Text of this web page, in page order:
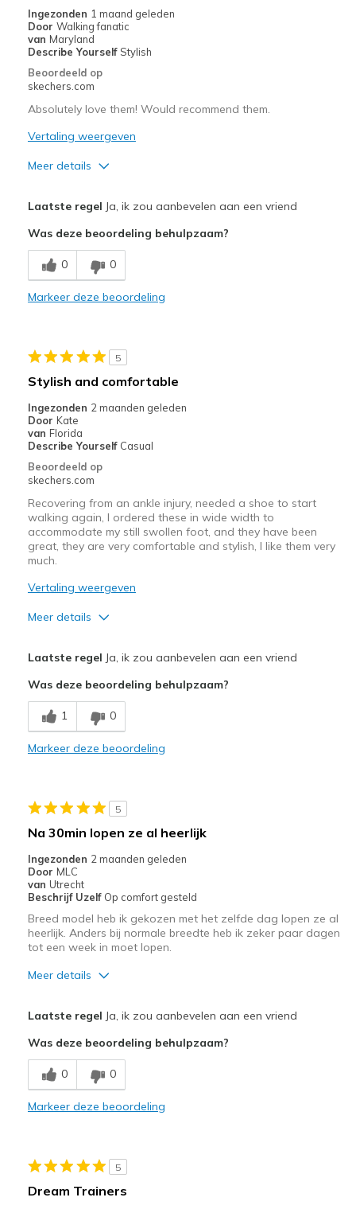
Ingezonden 1 maand geleden
Door Walking fanatic
van Maryland
Describe Yourself Stylish
Beoordeeld op
skechers.com
Absolutely love them! Would recommend them.
Vertaling weergeven
Meer details
Breathe Well
Comfortable
Minpunten
Beste toepassingen
Long walks
Width
Feels true to width
Sizing
Feels true to size
View On Shoes
Laatste regel Ja, ik zou aanbevelen aan een vriend
Was deze beoordeling behulpzaam?
0 0
Markeer deze beoordeling
5
Stylish and comfortable
Ingezonden 2 maanden geleden
Door Kate
van Florida
Describe Yourself Casual
Beoordeeld op
skechers.com
Recovering from an ankle injury, needed a shoe to start
walking again, I ordered these in wide width to
accommodate my still swollen foot, and they have been
great, they are very comfortable and stylish, I like them very
much.
Vertaling weergeven
Meer details
Comfortable
Stylish
Feels true to size
View On Shoes
Shoes are for Wearing
Laatste regel Ja, ik zou aanbevelen aan een vriend
Was deze beoordeling behulpzaam?
1 0
Markeer deze beoordeling
5
Na 30min lopen ze al heerlijk
Ingezonden 2 maanden geleden
Door MLC
van Utrecht
Beschrijf Uzelf Op comfort gesteld
Breed model heb ik gekozen met het zelfde dag lopen ze al
heerlijk. Anders bij normale breedte heb ik zeker paar dagen
tot een week in moet lopen.
Meer details
Goede demping
Stijlvol
Om te werken
Laatste regel Ja, ik zou aanbevelen aan een vriend
Was deze beoordeling behulpzaam?
0 0
Markeer deze beoordeling
5
Dream Trainers